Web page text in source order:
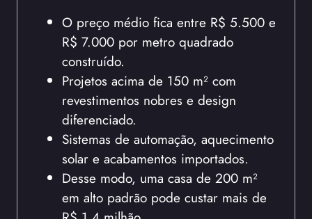
O preço médio fica entre R$ 5.500 e
R$ 7.000 por metro quadrado
construído.
Projetos acima de 150 m² com
revestimentos nobres e design
diferenciado.
Sistemas de automação, aquecimento
solar e acabamentos importados.
Desse modo, uma casa de 200 m²
em alto padrão pode custar mais de